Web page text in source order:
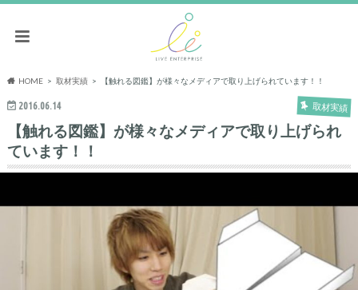
HOME 取材実績 【触れる図鑑】が様々なメディアで取り上げられています！！
2016.06.14 取材実績
【触れる図鑑】が様々なメディアで取り上げられ
ています！！